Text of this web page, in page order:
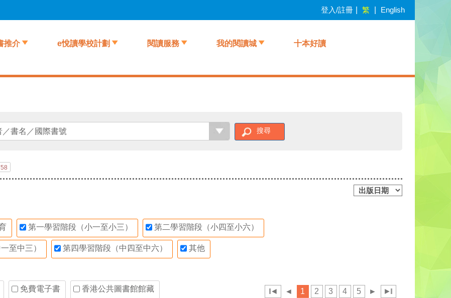
登入/註冊 繁 English
推介 e悅讀學校計劃 閱讀服務 我的閱讀城 十本好讀
搜尋
第一學習階段（小一至小三） 第二學習階段（小四至小六）
至中三） 第四學習階段（中四至中六） 其他
免費電子書 香港公共圖書館館藏 ◄ ◄ 1 2 3 4 5 ► ►